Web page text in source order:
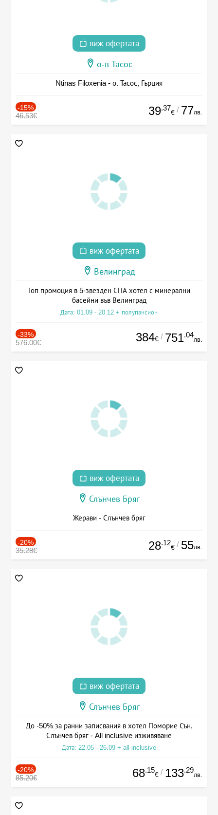
виж офертата
о-в Тасос
Ntinas Filoxenia - о. Тасос, Гърция
-15%
46.53€ 39.37
€ / 77лв.
виж офертата
Велинград
Топ промоция в 5-звезден СПА хотел с минерални
басейни във Велинград
Дата: 01.09 - 20.12 + полупансион
-33%
576.00€ 384€ / 751.04
лв.
виж офертата
Слънчев Бряг
Жерави - Слънчев бряг
-20%
35.28€ 28.12
€ / 55лв.
виж офертата
Слънчев Бряг
До -50% за ранни записвания в хотел Поморие Сън,
Слънчев бряг - All inclusive изживяване
Дата: 22.05 - 26.09 + all inclusive
-20%
85.20€ 68.15
€ / 133.29
лв.